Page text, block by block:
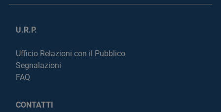
U.R.P.
Ufficio Relazioni con il Pubblico
Segnalazioni
FAQ
CONTATTI